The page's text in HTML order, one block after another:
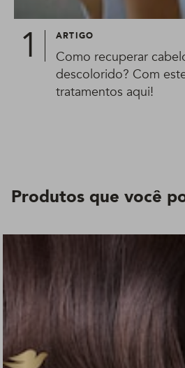
ARTIGO
Como recuperar
descolorido? Com
tratamentos aqui!
Produtos que você